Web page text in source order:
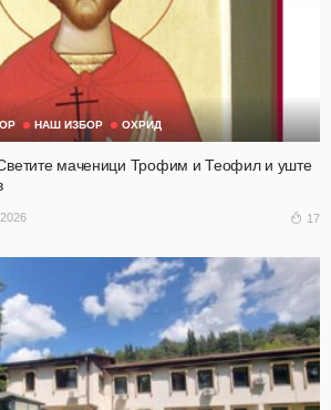
НАШ ИЗБОР ОХРИД
маченици Трофим и Теофил и уште
17